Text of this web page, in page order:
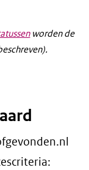
worden de